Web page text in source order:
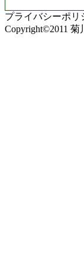
プライバシーポ
Copyright©2011 菊